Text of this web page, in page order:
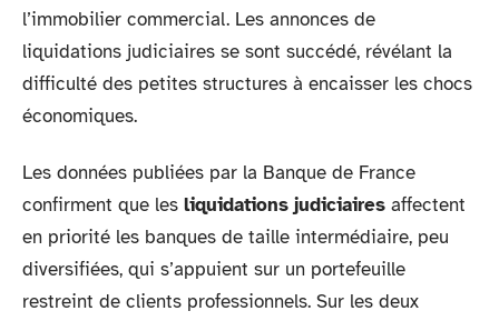
l’immobilier commercial. Les annonces de
liquidations judiciaires se sont succédé, révélant la
difficulté des petites structures à encaisser les chocs
économiques.
Les données publiées par la Banque de France
confirment que les liquidations judiciaires affectent
en priorité les banques de taille intermédiaire, peu
diversifiées, qui s’appuient sur un portefeuille
restreint de clients professionnels. Sur les deux